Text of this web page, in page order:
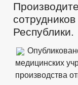
Республики.
медицинских
производства